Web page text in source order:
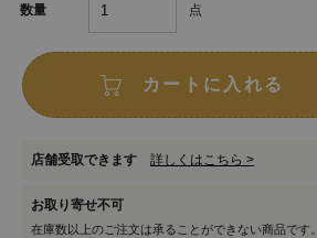
数量 点
カートに入れる
店舗受取できます 詳しくはこちら >
お取り寄せ不可
在庫数以上のご注文は承ることができない商品です。